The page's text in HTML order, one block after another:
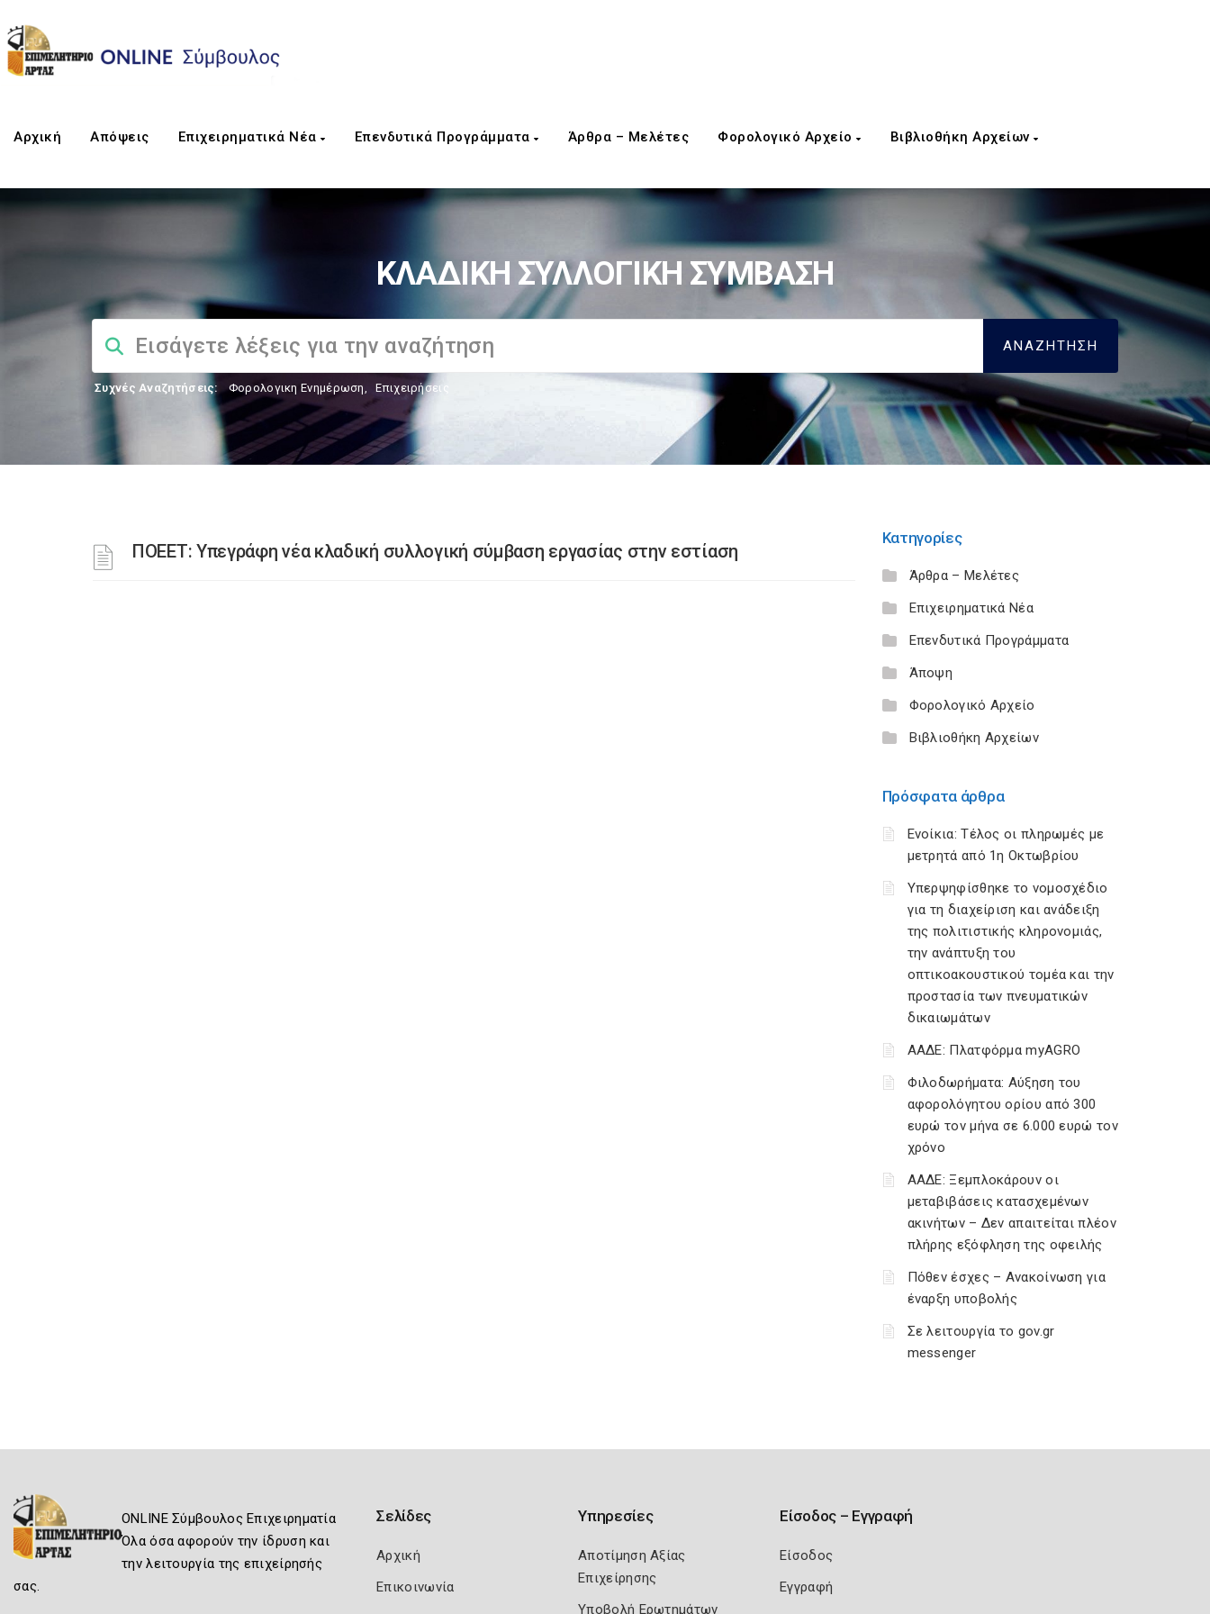
Αρχική Απόψεις Επιχειρηματικά Νέα Επενδυτικά Προγράμματα Άρθρα – Μελέτες Φορολογικό Αρχείο Βιβλιοθήκη Αρχείων
ΚΛΑΔΙΚΗ ΣΥΛΛΟΓΙΚΗ ΣΥΜΒΑΣΗ
Συχνές Αναζητήσεις: Φορολογικη Ενημέρωση, Επιχειρήσεις
ΠΟΕΕΤ: Υπεγράφη νέα κλαδική συλλογική σύμβαση εργασίας στην εστίαση
Κατηγορίες
Άρθρα – Μελέτες
Επιχειρηματικά Νέα
Επενδυτικά Προγράμματα
Άποψη
Φορολογικό Αρχείο
Βιβλιοθήκη Αρχείων
Πρόσφατα άρθρα
Ενοίκια: Τέλος οι πληρωμές με
μετρητά από 1η Οκτωβρίου
Υπερψηφίσθηκε το νομοσχέδιο
για τη διαχείριση και ανάδειξη
της πολιτιστικής κληρονομιάς,
την ανάπτυξη του
οπτικοακουστικού τομέα και την
προστασία των πνευματικών
δικαιωμάτων
ΑΑΔΕ: Πλατφόρμα myAGRO
Φιλοδωρήματα: Αύξηση του
αφορολόγητου ορίου από 300
ευρώ τον μήνα σε 6.000 ευρώ τον
χρόνο
ΑΑΔΕ: Ξεμπλοκάρουν οι
μεταβιβάσεις κατασχεμένων
ακινήτων – Δεν απαιτείται πλέον
πλήρης εξόφληση της οφειλής
Πόθεν έσχες – Ανακοίνωση για
έναρξη υποβολής
Σε λειτουργία το gov.gr
messenger
ONLINE Σύμβουλος Επιχειρηματία
Όλα όσα αφορούν την ίδρυση και
την λειτουργία της επιχείρησής
σας.
Σελίδες
Αρχική
Επικοινωνία
Υπηρεσίες
Αποτίμηση Αξίας
Επιχείρησης
Υποβολή Ερωτημάτων
Είσοδος – Εγγραφή
Είσοδος
Εγγραφή